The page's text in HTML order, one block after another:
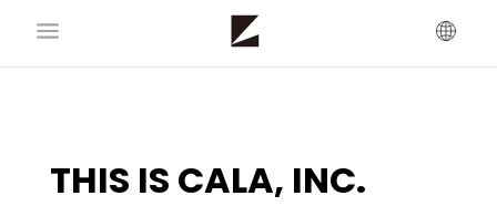
THIS IS CALA, INC.